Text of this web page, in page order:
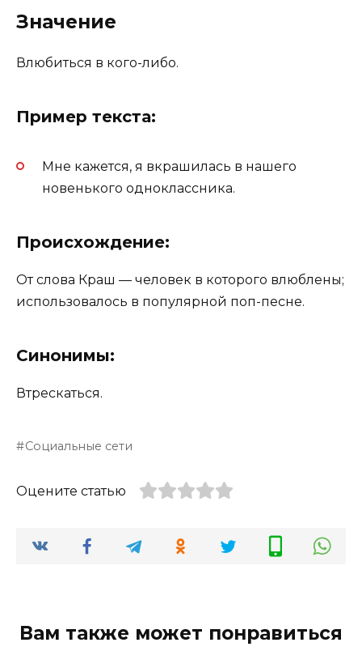
Значение
Влюбиться в кого-либо.
Пример текста:
Мне кажется, я вкрашилась в нашего
новенького одноклассника.
Происхождение:
От слова Краш — человек в которого влюблены;
использовалось в популярной поп-песне.
Синонимы:
Втрескаться.
Социальные сети
Оцените статью
Вам также может понравиться